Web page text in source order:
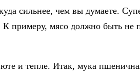
сильнее, чем вы думаете.
примеру, мясо должно быть
и тепле. Итак, мука